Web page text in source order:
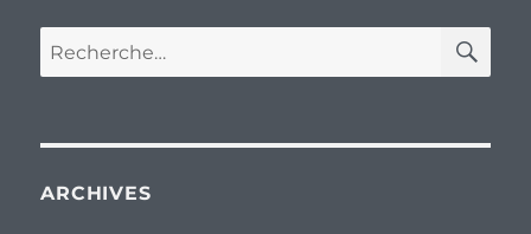
Recherche
pour :
ARCHIVES